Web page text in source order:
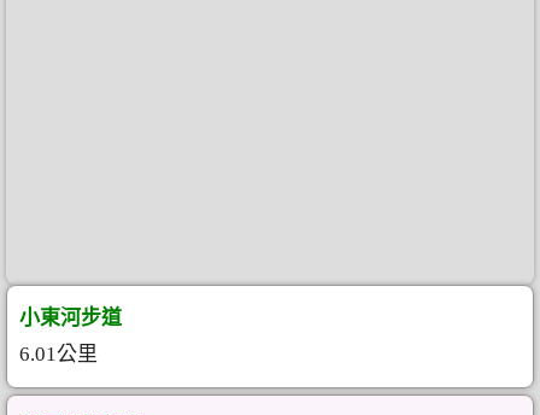
小東河步道
6.01公里